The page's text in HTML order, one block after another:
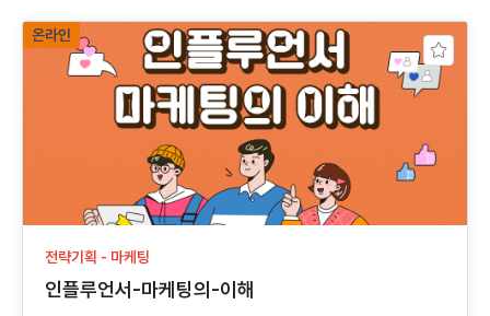
온라인
전략기획 - 마케팅
인플루언서-마케팅의-이해